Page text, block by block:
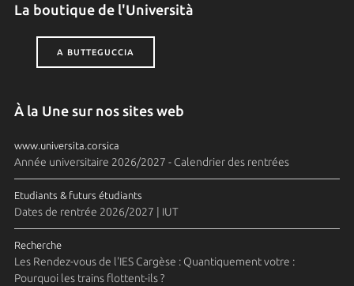
La boutique de l'Università
A BUTTEGUCCIA
À la Une sur nos sites web
www.universita.corsica
Année universitaire 2026/2027 - Calendrier des rentrées
Etudiants & futurs étudiants
Dates de rentrée 2026/2027 | IUT
Recherche
Les Rendez-vous de l'IES Cargèse : Quantiquement votre :
Pourquoi les trains flottent-ils ?